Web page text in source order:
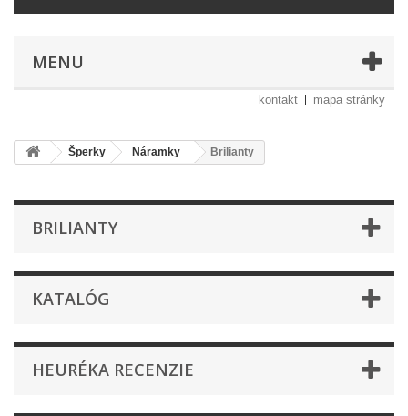
MENU
kontakt mapa stránky
Šperky Náramky Brilianty
BRILIANTY
KATALÓG
HEURÉKA RECENZIE